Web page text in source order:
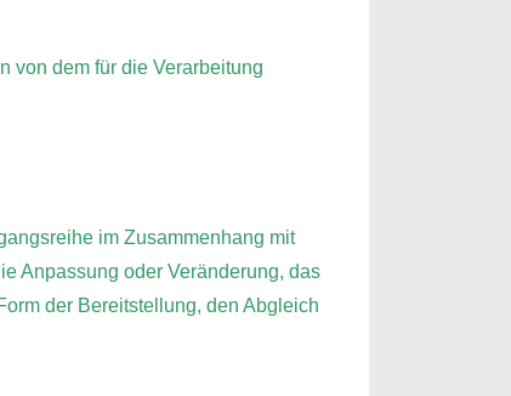
von dem für die Verarbeitung
im Zusammenhang mit
Anpassung oder Veränderung, das
der Bereitstellung, den Abgleich